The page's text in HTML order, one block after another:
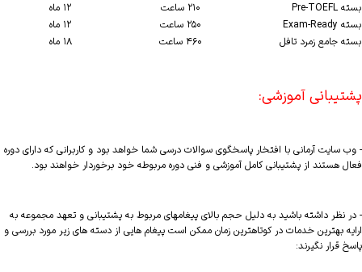
بسته Pre-TOEFL ۲۱۰ ساعت
۱۲ ماه
بسته Exam-Ready
۲۵۰ ساعت
۱۲ ماه
بسته جامع زمرد تافل
۴۶۰ ساعت ۱۸ ماه
پشتیبانی آموزشی:
- وب سایت آرمانی با افتخار پاسخگوی سوالات درسی شما خواهد بود و کاربرانی که دارای دوره
فعال هستند از پشتیبانی کامل آموزشی و فنی دوره مربوطه خود برخوردار خواهند بود.
- در نظر داشته باشید به دلیل حجم بالای پیغامهای مربوط به پشتیبانی و تعهد مجموعه به
ارایه بهترین خدمات در کوتاهترین زمان ممکن است پیغام هایی از دسته های زیر مورد بررسی و
پاسخ قرار نگیرند: